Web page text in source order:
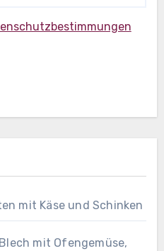
mit Käse und Schinken
mit Ofengemüse,